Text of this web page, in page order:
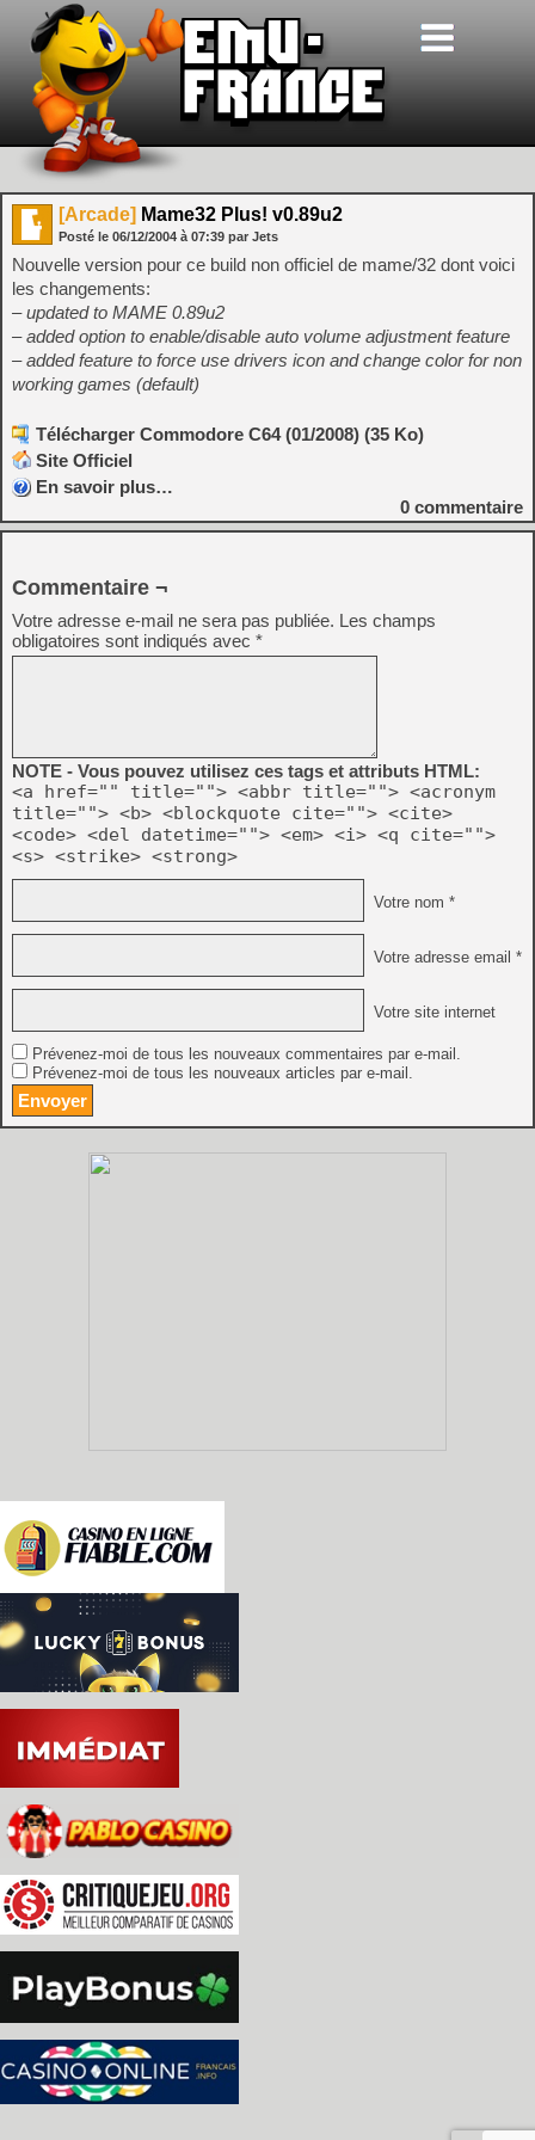
[Arcade] Mame32 Plus! v0.89u2
Posté le 06/12/2004 à 07:39 par Jets
Nouvelle version pour ce build non officiel de mame/32 dont voici
les changements:
– updated to MAME 0.89u2
– added option to enable/disable auto volume adjustment feature
– added feature to force use drivers icon and change color for non
working games (default)
Télécharger Commodore C64 (01/2008) (35 Ko)
Site Officiel
En savoir plus…
0 commentaire
Commentaire ¬
Votre adresse e-mail ne sera pas publiée. Les champs
obligatoires sont indiqués avec *
NOTE - Vous pouvez utilisez ces tags et attributs HTML:
<a href="" title=""> <abbr title=""> <acronym
title=""> <b> <blockquote cite=""> <cite>
<code> <del datetime=""> <em> <i> <q cite="">
<s> <strike> <strong>
Votre nom *
Votre adresse email *
Votre site internet
Prévenez-moi de tous les nouveaux commentaires par e-mail.
Prévenez-moi de tous les nouveaux articles par e-mail.